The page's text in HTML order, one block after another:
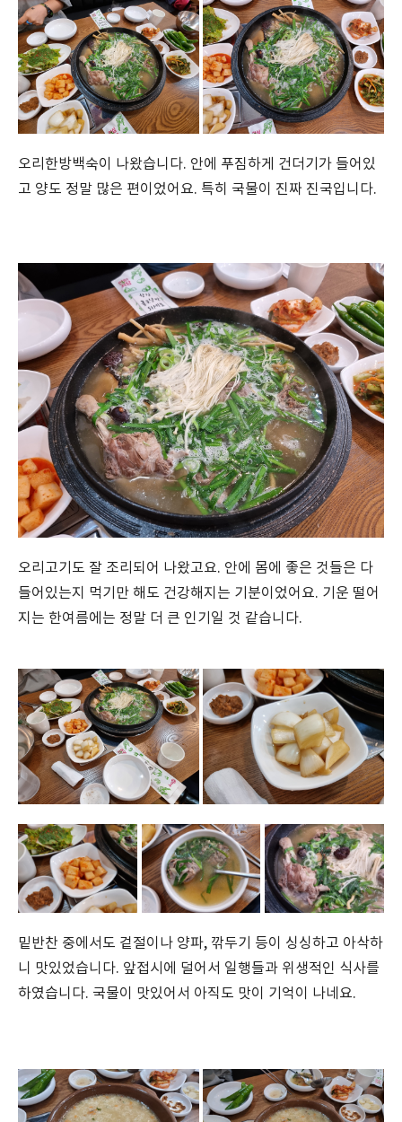
오리한방백숙이 나왔습니다. 안에 푸짐하게 건더기가 들어있
고 양도 정말 많은 편이었어요. 특히 국물이 진짜 진국입니다.
오리고기도 잘 조리되어 나왔고요. 안에 몸에 좋은 것들은 다
들어있는지 먹기만 해도 건강해지는 기분이었어요. 기운 떨어
지는 한여름에는 정말 더 큰 인기일 것 같습니다.
밑반찬 중에서도 겉절이나 양파, 깎두기 등이 싱싱하고 아삭하
니 맛있었습니다. 앞접시에 덜어서 일행들과 위생적인 식사를
하였습니다. 국물이 맛있어서 아직도 맛이 기억이 나네요.